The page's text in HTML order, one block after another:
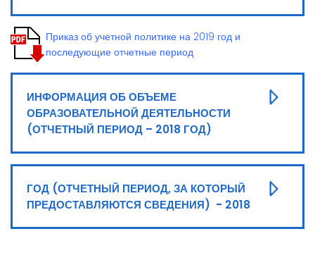
Приказ об учетной политике на 2019 год и
последующие отчетные период
ИНФОРМАЦИЯ ОБ ОБЪЕМЕ
ОБРАЗОВАТЕЛЬНОЙ ДЕЯТЕЛЬНОСТИ
(ОТЧЕТНЫЙ ПЕРИОД – 2018 ГОД)
ГОД (ОТЧЕТНЫЙ ПЕРИОД, ЗА КОТОРЫЙ
ПРЕДОСТАВЛЯЮТСЯ СВЕДЕНИЯ) - 2018